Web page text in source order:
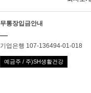
무통장입금안내
기업은행 107-136494-01-018
예금주 / 주)SH생활건강